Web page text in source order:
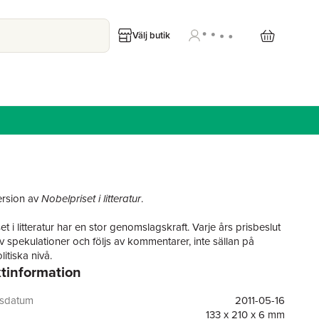
Välj butik
avNobelpriset i litteratur.
i litteratur har en stor genomslagskraft. Varje års prisbeslut
spekulationer och följs av kommentarer, inte sällan på
nivå.
i sin första upplaga vid prisets 100-årsjubileum. Här
bl.a. Alfred Nobels testamente, Nobelstiftelsens stadgar,
2011-05-16
133 x 210 x 6 mm